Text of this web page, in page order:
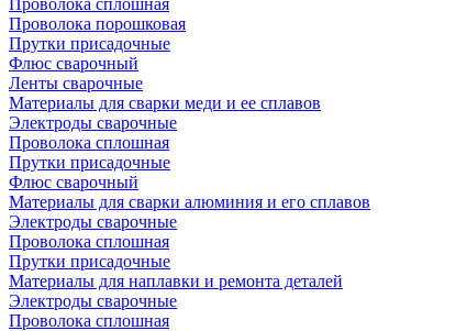
Проволока сплошная
Проволока порошковая
Прутки присадочные
Флюс сварочный
Ленты сварочные
Материалы для сварки меди и ее сплавов
Электроды сварочные
Проволока сплошная
Прутки присадочные
Флюс сварочный
Материалы для сварки алюминия и его сплавов
Электроды сварочные
Проволока сплошная
Прутки присадочные
Материалы для наплавки и ремонта деталей
Электроды сварочные
Проволока сплошная